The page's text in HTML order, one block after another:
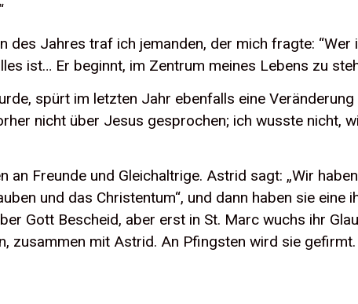
des Jahres traf ich jemanden, der mich fragte:
ist… Er beginnt, im Zentrum meines Lebens zu
spürt im letzten Jahr ebenfalls eine
nicht über Jesus gesprochen; ich wusste nicht,
an Freunde und Gleichaltrige. Astrid sagt: „Wir
und das Christentum“, und dann haben sie eine
Gott Bescheid, aber erst in St. Marc wuchs ihr
zusammen mit Astrid. An Pfingsten wird sie gefirmt.